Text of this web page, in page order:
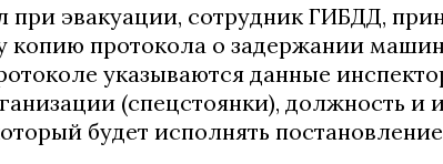
при эвакуации, сотрудник ГИБДД,
копию протокола о задержании
указываются данные
(спецстоянки), должность и
будет исполнять